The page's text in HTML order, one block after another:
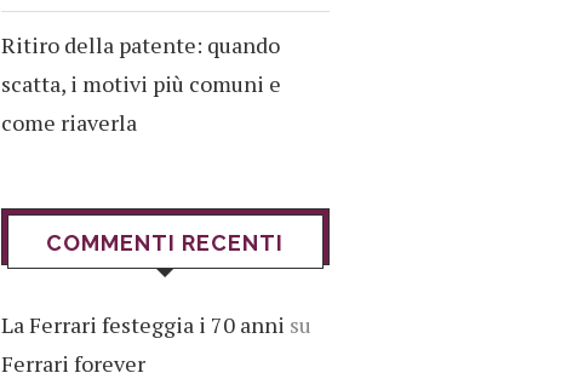
Ritiro della patente: quando
scatta, i motivi più comuni e
come riaverla
COMMENTI RECENTI
La Ferrari festeggia i 70 anni su
Ferrari forever